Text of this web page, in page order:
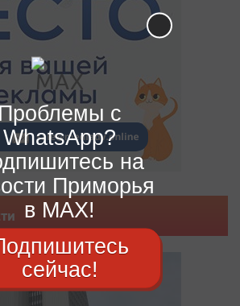
Проблемы с
WhatsApp?
на
Приморья
в MAX!
сейчас!